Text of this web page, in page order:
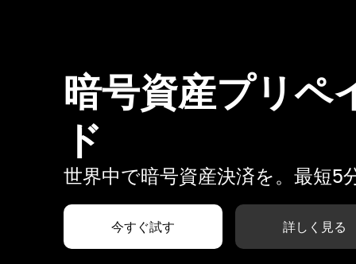
暗号資産プリペ
ド
世界中で暗号資産決済を。最短5
今すぐ試す 詳しく見る